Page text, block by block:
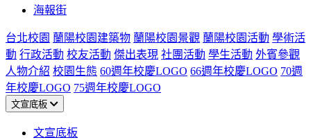
海報街
台北校園 蘭陽校園建築物 蘭陽校園景觀 蘭陽校園活動 學術活
動 行政活動 校友活動 傑出表現 社團活動 學生活動 外賓參觀
人物介紹 校園生態 60週年校慶LOGO 66週年校慶LOGO 70週
年校慶LOGO 75週年校慶LOGO
文宣底板
文宣底板